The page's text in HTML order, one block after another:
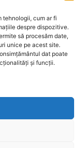
tehnologii, cum ar fi
despre dispozitive.
să procesăm date,
unice pe acest site.
dat poate
și funcții.
160
158
149